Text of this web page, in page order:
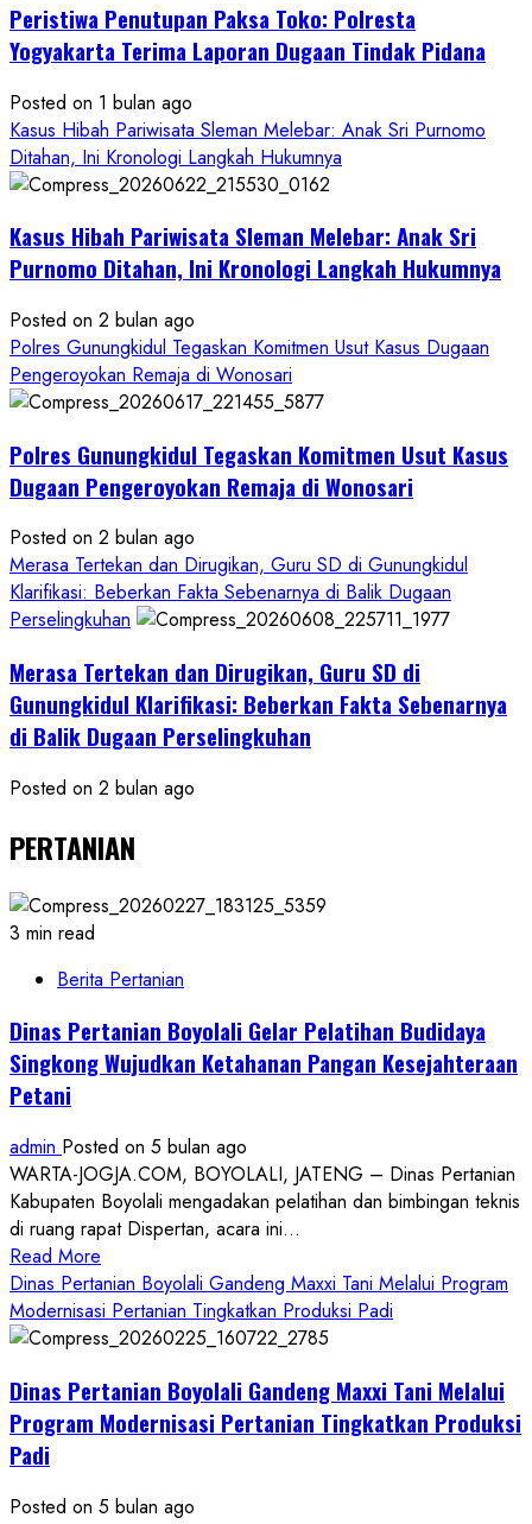
Anak
di
Aliansi
Janji
Kawal
Proses
Sampai
Tuntas
Peristiwa Penutupan Paksa Toko: Polresta
Yogyakarta Terima Laporan Dugaan Tindak Pidana
Posted on 1 bulan ago
Kasus Hibah Pariwisata Sleman Melebar: Anak Sri Purnomo
Ditahan, Ini Kronologi Langkah Hukumnya
Kasus Hibah Pariwisata Sleman Melebar: Anak Sri
Purnomo Ditahan, Ini Kronologi Langkah Hukumnya
Posted on 2 bulan ago
Polres Gunungkidul Tegaskan Komitmen Usut Kasus Dugaan
Pengeroyokan Remaja di Wonosari
Polres Gunungkidul Tegaskan Komitmen Usut Kasus
Dugaan Pengeroyokan Remaja di Wonosari
Posted on 2 bulan ago
Merasa Tertekan dan Dirugikan, Guru SD di Gunungkidul
Klarifikasi: Beberkan Fakta Sebenarnya di Balik Dugaan
Perselingkuhan
Merasa Tertekan dan Dirugikan, Guru SD di
Gunungkidul Klarifikasi: Beberkan Fakta Sebenarnya
di Balik Dugaan Perselingkuhan
Posted on 2 bulan ago
PERTANIAN
3 min read
Berita Pertanian
Dinas Pertanian Boyolali Gelar Pelatihan Budidaya
Singkong Wujudkan Ketahanan Pangan Kesejahteraan
Petani
admin Posted on 5 bulan ago
WARTA-JOGJA.COM, BOYOLALI, JATENG – Dinas Pertanian
Kabupaten Boyolali mengadakan pelatihan dan bimbingan teknis
di ruang rapat Dispertan, acara ini...
Read More
more
about
Dinas
Boyolali
Gelar
Singkong
Dinas Pertanian Boyolali Gandeng Maxxi Tani Melalui Program
Modernisasi Pertanian Tingkatkan Produksi Padi
Dinas Pertanian Boyolali Gandeng Maxxi Tani Melalui
Program Modernisasi Pertanian Tingkatkan Produksi
Padi
Posted on 5 bulan ago